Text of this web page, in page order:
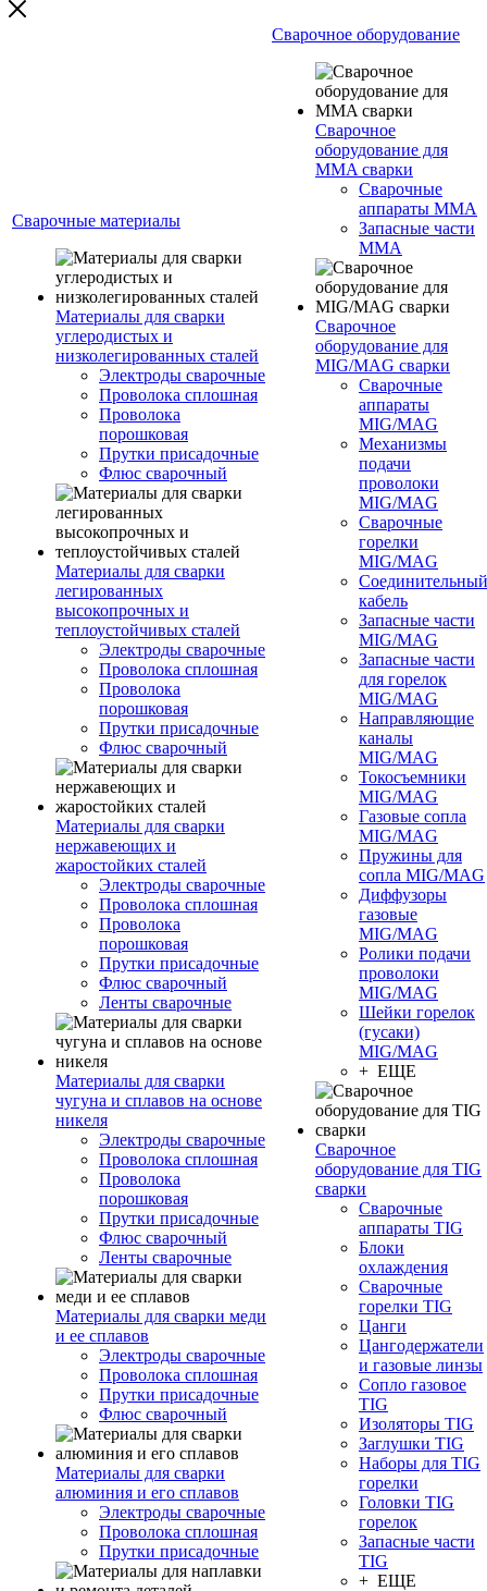
Сварочные материалы
Материалы для сварки
углеродистых и
низколегированных сталей
Электроды сварочные
Проволока сплошная
Проволока
порошковая
Прутки присадочные
Флюс сварочный
Материалы для сварки
легированных
высокопрочных и
теплоустойчивых сталей
Электроды сварочные
Проволока сплошная
Проволока
порошковая
Прутки присадочные
Флюс сварочный
Материалы для сварки
нержавеющих и
жаростойких сталей
Электроды сварочные
Проволока сплошная
Проволока
порошковая
Прутки присадочные
Флюс сварочный
Ленты сварочные
Материалы для сварки
чугуна и сплавов на основе
никеля
Электроды сварочные
Проволока сплошная
Проволока
порошковая
Прутки присадочные
Флюс сварочный
Ленты сварочные
Материалы для сварки меди
и ее сплавов
Электроды сварочные
Проволока сплошная
Прутки присадочные
Флюс сварочный
Материалы для сварки
алюминия и его сплавов
Электроды сварочные
Проволока сплошная
Прутки присадочные
Сварочное оборудование
Сварочное
оборудование для
MMA сварки
Сварочные
аппараты MMA
Запасные части
MMA
Сварочное
оборудование для
MIG/MAG сварки
Сварочные
аппараты
MIG/MAG
Механизмы
подачи
проволоки
MIG/MAG
Сварочные
горелки
MIG/MAG
Соединительный
кабель
Запасные части
MIG/MAG
Запасные части
для горелок
MIG/MAG
Направляющие
каналы
MIG/MAG
Токосъемники
MIG/MAG
Газовые сопла
MIG/MAG
Пружины для
сопла MIG/MAG
Диффузоры
газовые
MIG/MAG
Ролики подачи
проволоки
MIG/MAG
Шейки горелок
(гусаки)
MIG/MAG
+ ЕЩЕ
Сварочное
оборудование для TIG
сварки
Сварочные
аппараты TIG
Блоки
охлаждения
Сварочные
горелки TIG
Цанги
Цангодержатели
и газовые линзы
Сопло газовое
TIG
Изоляторы TIG
Заглушки TIG
Наборы для TIG
горелки
Головки TIG
горелок
Запасные части
TIG
+ ЕЩЕ